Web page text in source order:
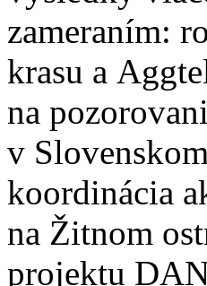
zameraním:
krasu a
na
v
koordinácia
na Žitnom
projektu